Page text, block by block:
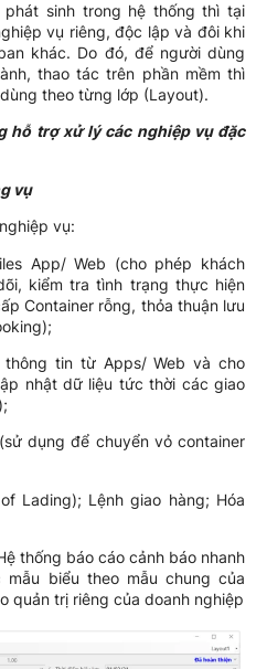
sinh trong hệ thống thì tại
vụ riêng, độc lập và đôi khi
khác. Do đó, để người dùng
thao tác trên phần mềm thì
theo từng lớp (Layout).
hỗ trợ xử lý các nghiệp vụ đặc
vụ
vụ:
App/ Web (cho phép khách
kiểm tra tình trạng thực hiện
Container rỗng, thỏa thuận lưu
thông tin từ Apps/ Web và cho
nhật dữ liệu tức thời các giao
dụng để chuyển vỏ container
Lading); Lệnh giao hàng; Hóa
thống báo cáo cảnh báo nhanh
mẫu biểu theo mẫu chung của
quản trị riêng của doanh nghiệp